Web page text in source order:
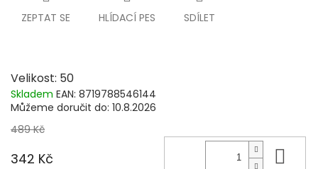
ZEPTAT SE HLÍDACÍ PES SDÍLET
Velikost: 50
Skladem EAN: 8719788546144
Můžeme doručit do: 10.8.2026
489 Kč
342 Kč